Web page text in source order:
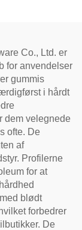
Co., Ltd. er
for anvendelser
gummis
i hårdt
dem velegnede
ofte. De
af
Profilerne
for at
blødt
forbedrer
De